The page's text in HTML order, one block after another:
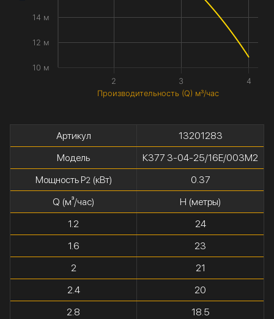
Производительность (Q) м³/час
2 3 4
10 м
12 м
14 м
Артикул
13201283
Модель
К377 3-04-25/16Е/003М2
Мощность P2(кВт)
0.37
Q (м³/час)
H (метры)
1.2
24
1.6
23
2
21
2.4
20
2.8
18.5